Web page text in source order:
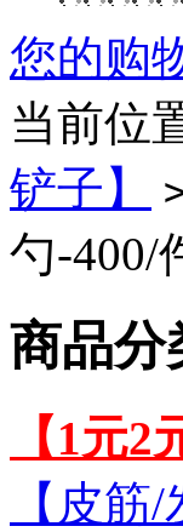
您的购
当前位
铲子】
勺-400/
商品分
【1元2
【皮筋/